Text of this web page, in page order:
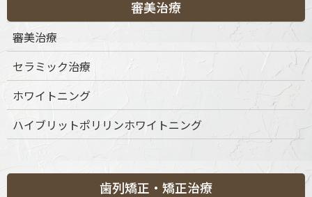
診療時間 土
9:30-13:30
◎ ◎ ◎ ◎ ◎ ◎ ◎
◎
15:00-19:00
◎
◎
※休診日：不定休
審美治療
審美治療
セラミック治療
ホワイトニング
ハイブリットポリリンホワイトニング
歯列矯正・矯正治療